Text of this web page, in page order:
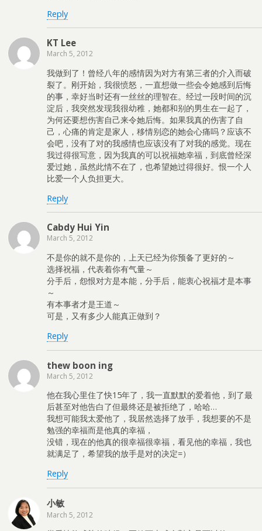
Reply
KT Lee
March 5, 2012
我做到了！曾经八年的感情因为对方有第三者的介入而破
裂了。刚开始，我很愤怒，一直想做一些会令她感到后悔
的事，幸好当时还有一丝丝的理智在。经过一段时间的沉
淀后，我突然发现我很幼稚，她都和别的男生在一起了，
为何还要想伤害自己来令她后悔。如果我真的伤害了自
己，心痛的肯定是家人，移情别恋的她会心痛吗？应该不
会吧，没有了对的我感情也应该没有了对我的感觉。现在
我过得很写意，因为我真的可以祝福她幸福，到底曾经深
爱过她，虽然此情不在了，也希望她过得很好。恨一个人
比爱一个人负担更大。
Reply
Cabdy Hui Yin
March 5, 2012
不是你的就不是你的，上天已经为你预备了更好的～
选择祝福，代表着你有气量～
分手后，怨恨对方是本能，分手后，能衷心祝福才是本事
～
有本事者才是王道～
可是，又有多少人能真正做到？
Reply
thew boon ing
March 5, 2012
他在我心里住了快15年了，我一直默默的爱着他，到了最
后甚至对他告白了但最终还是被拒绝了，哈哈…
我想可能我太爱他了，我居然选择了放手，我想要的不是
勉强的幸福而是他真的幸福，
没错，现在的他真的很幸福很幸福，看见他的幸福，我也
就满足了，希望我的放手是对的决定=）
Reply
小敏
March 5, 2012